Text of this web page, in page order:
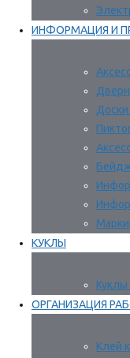
ИНФОРМАЦИЯ И
КУКЛЫ
ОРГАНИЗАЦИЯ
Клей